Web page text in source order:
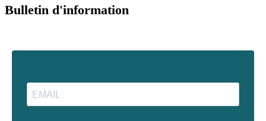
Bulletin d'information